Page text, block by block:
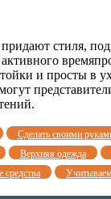
стиля,
и просты в
Сделать своими
Верхняя одежда